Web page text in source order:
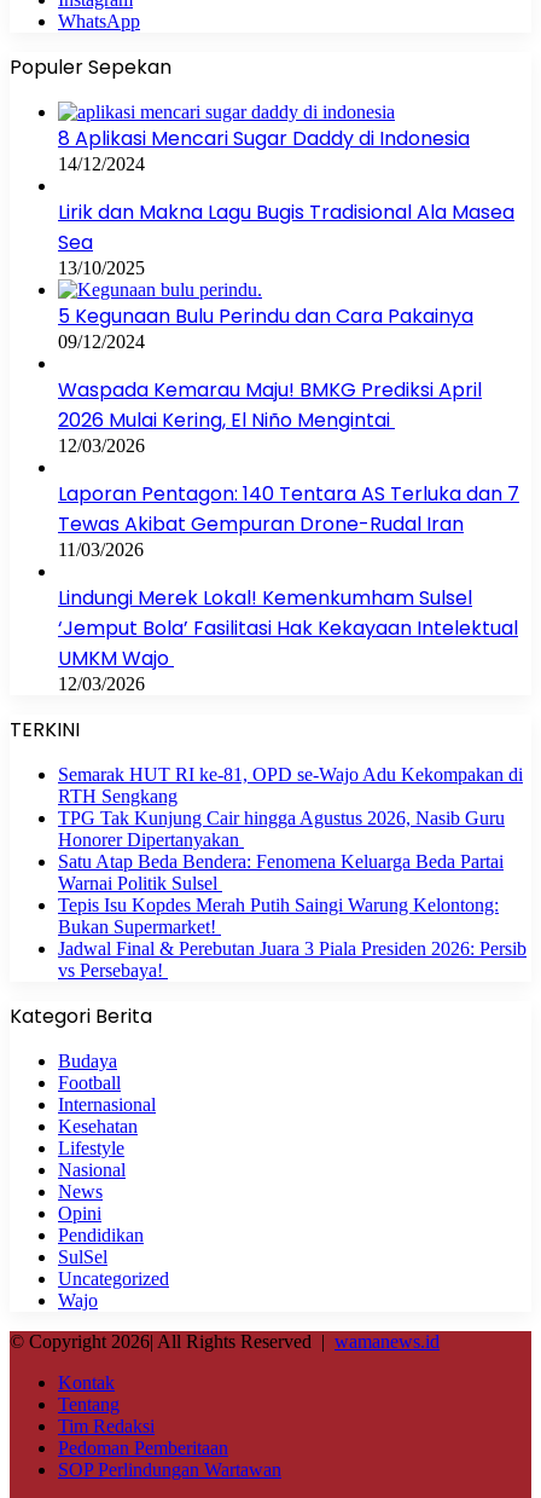
WhatsApp
Populer Sepekan
8 Aplikasi Mencari Sugar Daddy di Indonesia
14/12/2024
Lirik dan Makna Lagu Bugis Tradisional Ala Masea
Sea
13/10/2025
5 Kegunaan Bulu Perindu dan Cara Pakainya
09/12/2024
Waspada Kemarau Maju! BMKG Prediksi April
2026 Mulai Kering, El Niño Mengintai
12/03/2026
Laporan Pentagon: 140 Tentara AS Terluka dan 7
Tewas Akibat Gempuran Drone-Rudal Iran
11/03/2026
Lindungi Merek Lokal! Kemenkumham Sulsel
‘Jemput Bola’ Fasilitasi Hak Kekayaan Intelektual
UMKM Wajo
12/03/2026
TERKINI
Semarak HUT RI ke-81, OPD se-Wajo Adu Kekompakan di
RTH Sengkang
TPG Tak Kunjung Cair hingga Agustus 2026, Nasib Guru
Honorer Dipertanyakan
Satu Atap Beda Bendera: Fenomena Keluarga Beda Partai
Warnai Politik Sulsel
Tepis Isu Kopdes Merah Putih Saingi Warung Kelontong:
Bukan Supermarket!
Jadwal Final & Perebutan Juara 3 Piala Presiden 2026: Persib
vs Persebaya!
Kategori Berita
Budaya
Football
Internasional
Kesehatan
Lifestyle
Nasional
News
Opini
Pendidikan
SulSel
Uncategorized
Wajo
© Copyright 2026| All Rights Reserved | wamanews.id
Kontak
Tentang
Tim Redaksi
Pedoman Pemberitaan
SOP Perlindungan Wartawan